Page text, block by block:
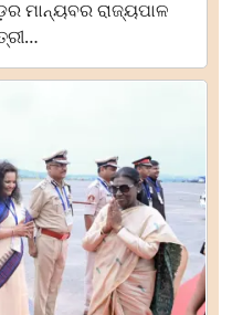
ମାନ୍ୟବର ରାଜ୍ୟପାଳ